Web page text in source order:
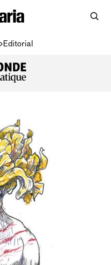
Editorial